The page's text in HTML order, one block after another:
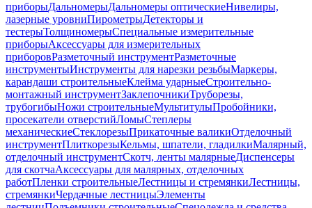
приборыДальномерыДальномеры оптическиеНивелиры,
лазерные уровниПирометрыДетекторы и
тестерыТолщиномерыСпециальные измерительные
приборыАксессуары для измерительных
приборовРазметочный инструментРазметочные
инструментыИнструменты для нарезки резьбыМаркеры,
карандаши строительныеКлейма ударныеСтроительно-
монтажный инструментЗаклепочникиТруборезы,
трубогибыНожи строительныеМультитулыПробойники,
просекатели отверстийЛомыСтеплеры
механическиеСтеклорезыПрикаточные валикиОтделочный
инструментПлиткорезыКельмы, шпатели, гладилкиМалярный,
отделочный инструментСкотч, ленты малярныеДиспенсеры
для скотчаАксессуары для малярных, отделочных
работПленки строительныеЛестницы и стремянкиЛестницы,
стремянкиЧердачные лестницыЭлементы